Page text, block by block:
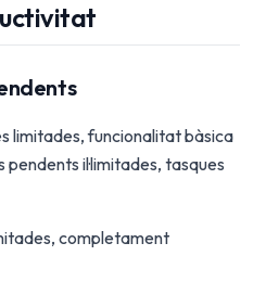
limitades, funcionalitat bàsica
pendents il·limitades, tasques
completament